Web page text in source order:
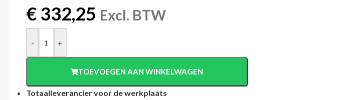
€ 332,25 Excl. BTW
- +
TOEVOEGEN AAN WINKELWAGEN
Totaalleverancier voor de werkplaats